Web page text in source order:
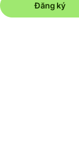
Đăng ký